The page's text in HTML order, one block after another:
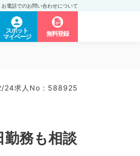
お電話でのお問い合わせについて
スポット
マイページ
無料登録
24求人No : 588925
勤務も相談